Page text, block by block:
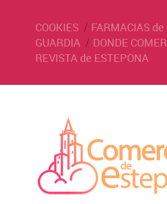
COOKIES
FARMACIAS de
GUARDIA
DONDE COMER
REVISTA de ESTEPONA